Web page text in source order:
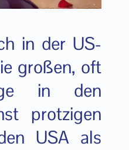
in der US-
großen, oft
in den
protzigen
USA als